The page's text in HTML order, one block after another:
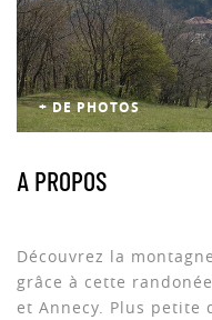
+ DE PHOTOS
A PROPOS
Découvrez la
grâce à cette
et Annecy. Plus petite